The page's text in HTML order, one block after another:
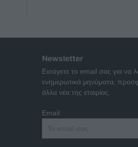
Newsletter
Εισάγετε το email σας για να
ενημερωτικά μηνύματα,
άλλα νέα της εταιρίας.
Email: